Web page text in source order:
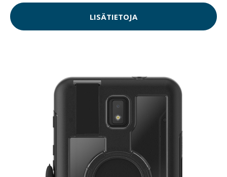
LISÄTIETOJA